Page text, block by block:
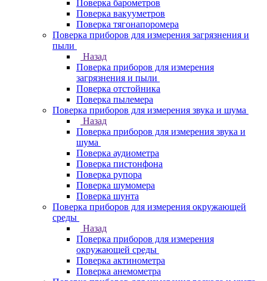
Поверка барометров
Поверка вакууметров
Поверка тягонапоромера
Поверка приборов для измерения загрязнения и
пыли
Назад
Поверка приборов для измерения
загрязнения и пыли
Поверка отстойника
Поверка пылемера
Поверка приборов для измерения звука и шума
Назад
Поверка приборов для измерения звука и
шума
Поверка аудиометра
Поверка пистонфона
Поверка рупора
Поверка шумомера
Поверка шунта
Поверка приборов для измерения окружающей
среды
Назад
Поверка приборов для измерения
окружающей среды
Поверка актинометра
Поверка анемометра